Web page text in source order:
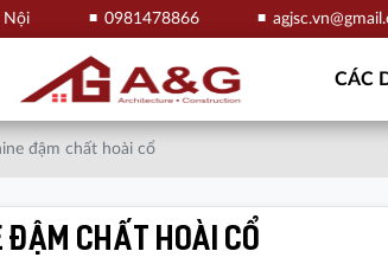
Nội 0981478866
CÁC
đậm chất hoài cổ
đậm chất hoài cổ